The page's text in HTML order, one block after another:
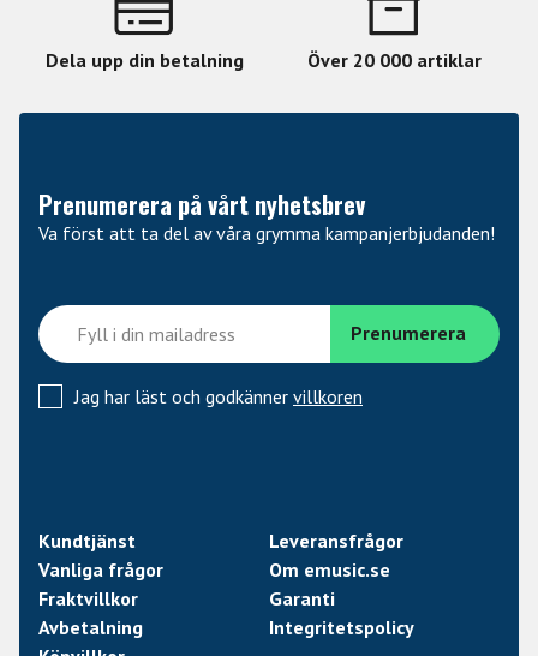
Dela upp din betalning Över 20 000 artiklar
Prenumerera på vårt nyhetsbrev
Va först att ta del av våra grymma kampanjerbjudanden!
Jag har läst och godkänner villkoren
Kundtjänst
Leveransfrågor
Vanliga frågor
Om emusic.se
Fraktvillkor
Garanti
Avbetalning
Integritetspolicy